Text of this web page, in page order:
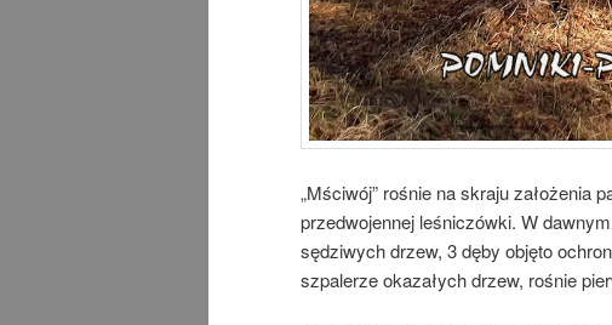
„Mściwój” rośnie na skraju założenia
przedwojennej leśniczówki. W
sędziwych drzew, 3 dęby objęto
szpalerze okazałych drzew, rośnie